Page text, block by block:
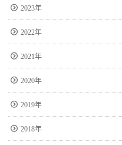
2023年
2022年
2021年
2020年
2019年
2018年